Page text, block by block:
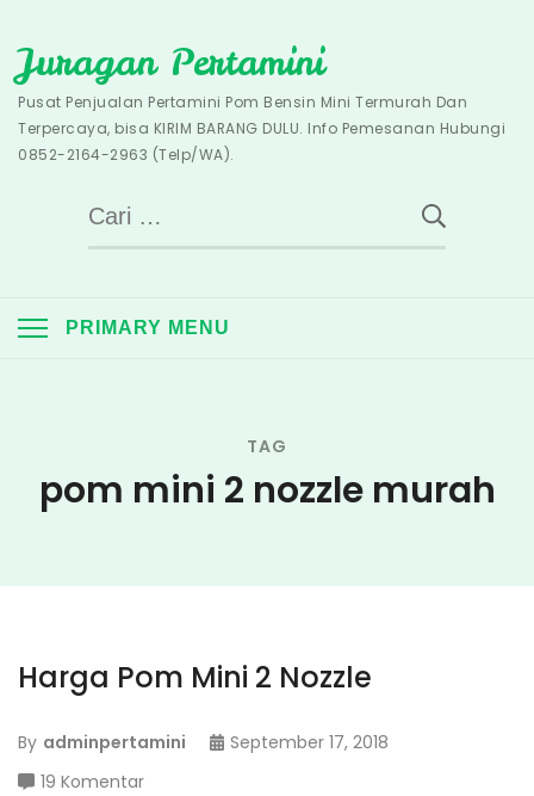
to
content
Juragan Pertamini
Pusat Penjualan Pertamini Pom Bensin Mini Termurah Dan
Terpercaya, bisa KIRIM BARANG DULU. Info Pemesanan Hubungi
0852-2164-2963 (Telp/WA).
Cari
untuk:
PRIMARY MENU
TAG
pom mini 2 nozzle murah
Harga Pom Mini 2 Nozzle
By adminpertamini
September 17, 2018
19 Komentarpada